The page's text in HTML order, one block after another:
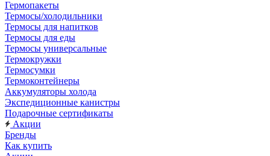
Гермопакеты
Термосы/холодильники
Термосы для напитков
Термосы для еды
Термосы универсальные
Термокружки
Термосумки
Термоконтейнеры
Аккумуляторы холода
Экспедиционные канистры
Подарочные сертификаты
Акции
Бренды
Как купить